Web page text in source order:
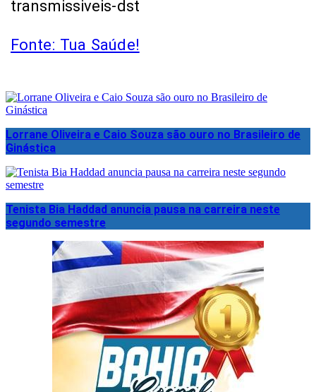
transmissiveis-dst
Fonte: Tua Saúde!
Lorrane Oliveira e Caio Souza são ouro no Brasileiro de
Ginástica
Tenista Bia Haddad anuncia pausa na carreira neste
segundo semestre